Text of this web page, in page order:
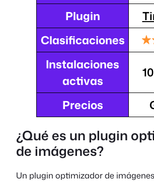
Plugin
Clasificaciones
Instalaciones
activas
Precios
¿Qué es un plugin
de imágenes?
Un plugin optimizador de